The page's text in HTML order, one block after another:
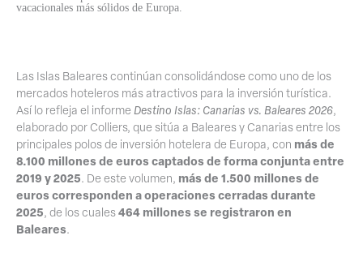
vacacionales más sólidos de Europa.
Las Islas Baleares continúan consolidándose como uno de los
mercados hoteleros más atractivos para la inversión turística.
Así lo refleja el informe Destino Islas: Canarias vs. Baleares 2026,
elaborado por Colliers, que sitúa a Baleares y Canarias entre los
principales polos de inversión hotelera de Europa, con más de
8.100 millones de euros captados de forma conjunta entre
2019 y 2025. De este volumen, más de 1.500 millones de
euros corresponden a operaciones cerradas durante
2025, de los cuales464 millones se registraron en
Baleares.